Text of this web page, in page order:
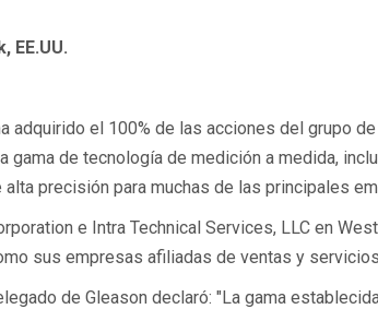
EE.UU.
adquirido el 100% de las acciones del grupo
gama de tecnología de medición a medida,
precisión para muchas de las principales
e Intra Technical Services, LLC en
sus empresas afiliadas de ventas y
de Gleason declaró: "La gama